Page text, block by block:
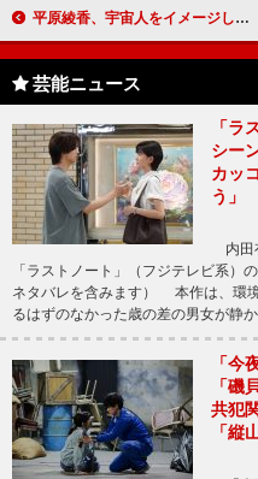
平原綾香、宇宙人をイメージして役作り？ ミュージカル「メリー・ポピンズ」に主演
芸能ニュース
「ラ
シー
カッ
う」
内田
「ラストノート」（フジテレビ系）
ネタバレを含みます） 本作は、環
るはずのなかった歳の差の男女が静
「今
「磯
共犯
「縦